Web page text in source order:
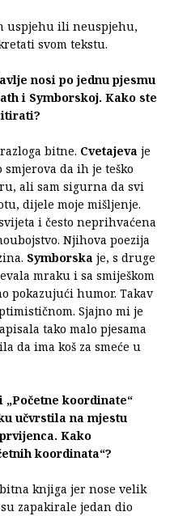
uspjehu ili neuspjehu,
svom tekstu.
nosi po jednu pjesmu
i Symborskoj. Kako ste
bitne. Cvetajeva je
da ih je teško
ali sam sigurna da svi
dijele moje mišljenje.
i često neprihvaćena
Njihova poezija
Symborska je, s druge
mraku i sa smiješkom
pokazujući humor. Takav
Sjajno mi je
tako malo pjesama
da ima koš za smeće u
koordinate“
učvrstila na mjestu
Kako
koordinata“?
knjiga jer nose velik
zapakirale jedan dio